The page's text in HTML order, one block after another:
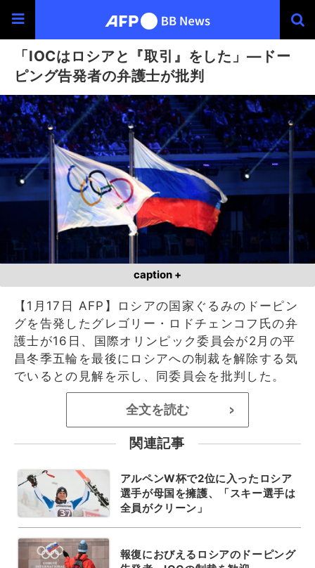
「IOCはロシアと『取引』をした」―ドー
ピング告発者の弁護士が批判
caption +
【1月17日 AFP】ロシアの国家ぐるみのドーピン
グを告発したグレゴリー・ロドチェンコフ氏の弁
護士が16日、国際オリンピック委員会が2月の平
昌冬季五輪を最後にロシアへの制裁を解除する気
でいるとの見解を示し、同委員会を批判した。
全文を読む >
関連記事
アルペンW杯で2位に入ったロシア
選手が母国を擁護、「スキー選手は
全員がクリーン」
報復におびえるロシアのドーピング